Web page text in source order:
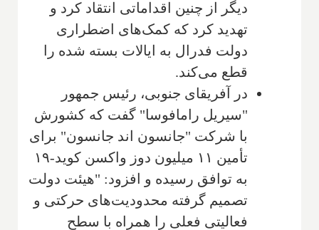
دیگر از چنین اقداماتی انتقاد كرد و
تهدید کرد که کمک‌های اضطراری
دولت فدرال به ایالات بسته شده را
قطع می‌کند.
در آفریقای جنوبی، رئیس جمهور
"سیریل رامافوسا" گفت که کشورش
با شرکت "جانسون اند جانسون" برای
تأمین ۱۱ میلیون دوز واکسن کوید-۱۹
به توافق رسیده و افزود: "هیئت دولت
تصمیم گرفته محدودیت‌های حرکتی و
فعالیتی فعلی را همراه با سطح